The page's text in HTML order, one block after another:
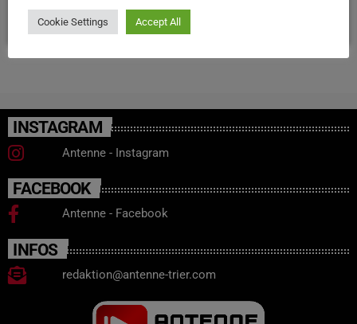
today 2. JANUAR 2026 24
INSTAGRAM
Antenne - Instagram
FACEBOOK
Antenne - Facebook
INFOS
redaktion@antenne-trier.com
Cookie Settings Accept All